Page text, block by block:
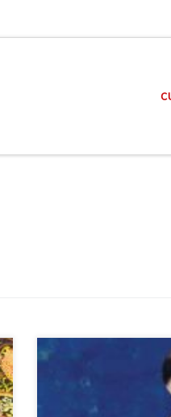
Siruela publica la novela
en 2013, ubicada en el
que asoló la isla de